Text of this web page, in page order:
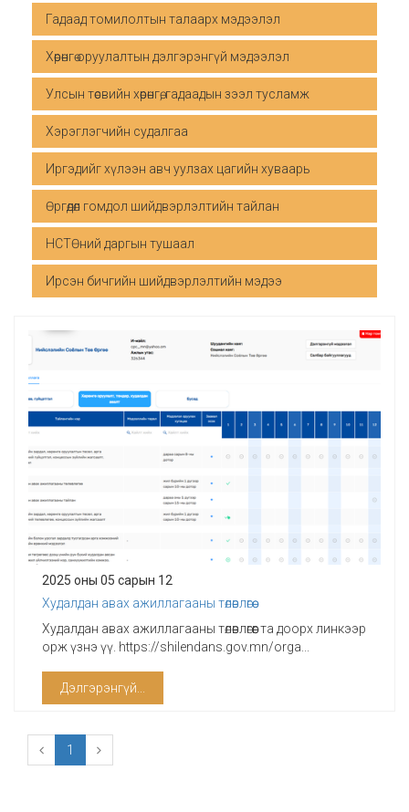
Гадаад томилолтын талаарх мэдээлэл
Хөрөнгө оруулалтын дэлгэрэнгүй мэдээлэл
Улсын төсвийн хөрөнгө, гадаадын зээл тусламж
Хэрэглэгчийн судалгаа
Иргэдийг хүлээн авч уулзах цагийн хуваарь
Өргөдөл гомдол шийдвэрлэлтийн тайлан
НСТӨний даргын тушаал
Ирсэн бичгийн шийдвэрлэлтийн мэдээ
2025 оны 05 сарын 12
Худалдан авах ажиллагааны төлөвлөгөө
Худалдан авах ажиллагааны төлөвлөгөөг та доорх линкээр
орж үзнэ үү. https://shilendans.gov.mn/orga...
Дэлгэрэнгүй...
1